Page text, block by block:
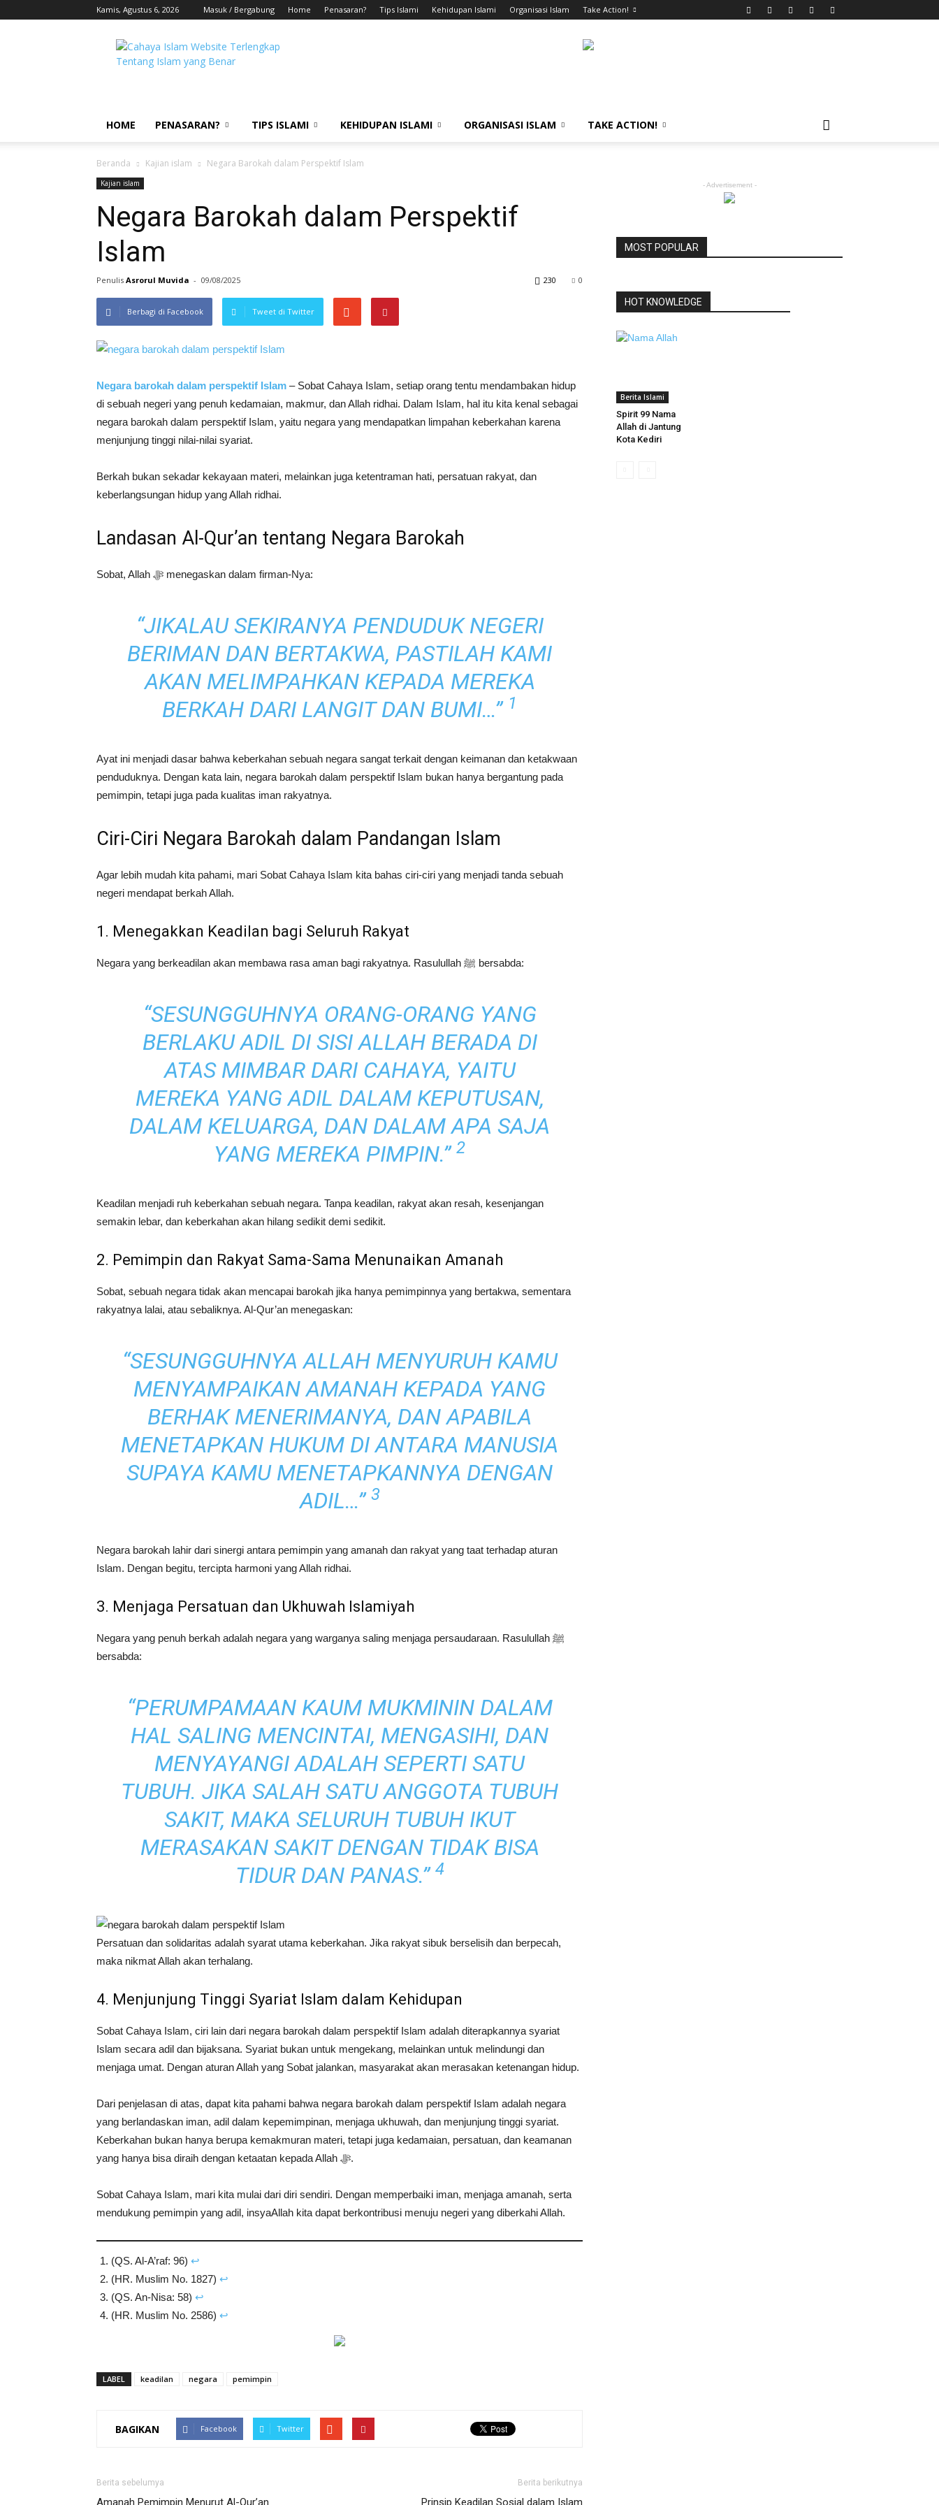
Kamis, Agustus 6, 2026 Masuk / Bergabung Home Penasaran? Tips Islami Kehidupan Islami Organisasi Islam Take Action!
HOME PENASARAN? TIPS ISLAMI KEHIDUPAN ISLAMI ORGANISASI ISLAM TAKE ACTION!
Beranda Kajian islam Negara Barokah dalam Perspektif Islam
Kajian islam
Negara Barokah dalam Perspektif
Islam
Penulis Asrorul Muvida - 09/08/2025 0
230
Berbagi di Facebook Tweet di Twitter
Negara barokah dalam perspektif Islam – Sobat Cahaya Islam, setiap orang tentu mendambakan hidup
di sebuah negeri yang penuh kedamaian, makmur, dan Allah ridhai. Dalam Islam, hal itu kita kenal sebagai
negara barokah dalam perspektif Islam, yaitu negara yang mendapatkan limpahan keberkahan karena
menjunjung tinggi nilai-nilai syariat.
Berkah bukan sekadar kekayaan materi, melainkan juga ketentraman hati, persatuan rakyat, dan
keberlangsungan hidup yang Allah ridhai.
Landasan Al-Qur’an tentang Negara Barokah
Sobat, Allah ﷻ menegaskan dalam firman-Nya:
“JIKALAU SEKIRANYA PENDUDUK NEGERI
BERIMAN DAN BERTAKWA, PASTILAH KAMI
AKAN MELIMPAHKAN KEPADA MEREKA
BERKAH DARI LANGIT DAN BUMI…” 1
Ayat ini menjadi dasar bahwa keberkahan sebuah negara sangat terkait dengan keimanan dan ketakwaan
penduduknya. Dengan kata lain, negara barokah dalam perspektif Islam bukan hanya bergantung pada
pemimpin, tetapi juga pada kualitas iman rakyatnya.
Ciri-Ciri Negara Barokah dalam Pandangan Islam
Agar lebih mudah kita pahami, mari Sobat Cahaya Islam kita bahas ciri-ciri yang menjadi tanda sebuah
negeri mendapat berkah Allah.
1. Menegakkan Keadilan bagi Seluruh Rakyat
Negara yang berkeadilan akan membawa rasa aman bagi rakyatnya. Rasulullah ﷺ bersabda:
“SESUNGGUHNYA ORANG-ORANG YANG
BERLAKU ADIL DI SISI ALLAH BERADA DI
ATAS MIMBAR DARI CAHAYA, YAITU
MEREKA YANG ADIL DALAM KEPUTUSAN,
DALAM KELUARGA, DAN DALAM APA SAJA
YANG MEREKA PIMPIN.” 2
Keadilan menjadi ruh keberkahan sebuah negara. Tanpa keadilan, rakyat akan resah, kesenjangan
semakin lebar, dan keberkahan akan hilang sedikit demi sedikit.
2. Pemimpin dan Rakyat Sama-Sama Menunaikan Amanah
Sobat, sebuah negara tidak akan mencapai barokah jika hanya pemimpinnya yang bertakwa, sementara
rakyatnya lalai, atau sebaliknya. Al-Qur’an menegaskan:
“SESUNGGUHNYA ALLAH MENYURUH KAMU
MENYAMPAIKAN AMANAH KEPADA YANG
BERHAK MENERIMANYA, DAN APABILA
MENETAPKAN HUKUM DI ANTARA MANUSIA
SUPAYA KAMU MENETAPKANNYA DENGAN
ADIL…” 3
Negara barokah lahir dari sinergi antara pemimpin yang amanah dan rakyat yang taat terhadap aturan
Islam. Dengan begitu, tercipta harmoni yang Allah ridhai.
3. Menjaga Persatuan dan Ukhuwah Islamiyah
Negara yang penuh berkah adalah negara yang warganya saling menjaga persaudaraan. Rasulullah ﷺ
bersabda:
“PERUMPAMAAN KAUM MUKMININ DALAM
HAL SALING MENCINTAI, MENGASIHI, DAN
MENYAYANGI ADALAH SEPERTI SATU
TUBUH. JIKA SALAH SATU ANGGOTA TUBUH
SAKIT, MAKA SELURUH TUBUH IKUT
MERASAKAN SAKIT DENGAN TIDAK BISA
TIDUR DAN PANAS.” 4
Persatuan dan solidaritas adalah syarat utama keberkahan. Jika rakyat sibuk berselisih dan berpecah,
maka nikmat Allah akan terhalang.
4. Menjunjung Tinggi Syariat Islam dalam Kehidupan
Sobat Cahaya Islam, ciri lain dari negara barokah dalam perspektif Islam adalah diterapkannya syariat
Islam secara adil dan bijaksana. Syariat bukan untuk mengekang, melainkan untuk melindungi dan
menjaga umat. Dengan aturan Allah yang Sobat jalankan, masyarakat akan merasakan ketenangan hidup.
Dari penjelasan di atas, dapat kita pahami bahwa negara barokah dalam perspektif Islam adalah negara
yang berlandaskan iman, adil dalam kepemimpinan, menjaga ukhuwah, dan menjunjung tinggi syariat.
Keberkahan bukan hanya berupa kemakmuran materi, tetapi juga kedamaian, persatuan, dan keamanan
yang hanya bisa diraih dengan ketaatan kepada Allah ﷻ.
Sobat Cahaya Islam, mari kita mulai dari diri sendiri. Dengan memperbaiki iman, menjaga amanah, serta
mendukung pemimpin yang adil, insyaAllah kita dapat berkontribusi menuju negeri yang diberkahi Allah.
(QS. Al-A’raf: 96) ↩︎
(HR. Muslim No. 1827) ↩︎
(QS. An-Nisa: 58) ↩︎
(HR. Muslim No. 2586) ↩︎
LABEL keadilan negara pemimpin
BAGIKAN Facebook Twitter
Berita sebelumya
Amanah Pemimpin Menurut Al-Qur’an
Berita berikutnya
Prinsip Keadilan Sosial dalam Islam
- Advertisement -
MOST POPULAR
HOT KNOWLEDGE
Berita Islami
Spirit 99 Nama
Allah di Jantung
Kota Kediri